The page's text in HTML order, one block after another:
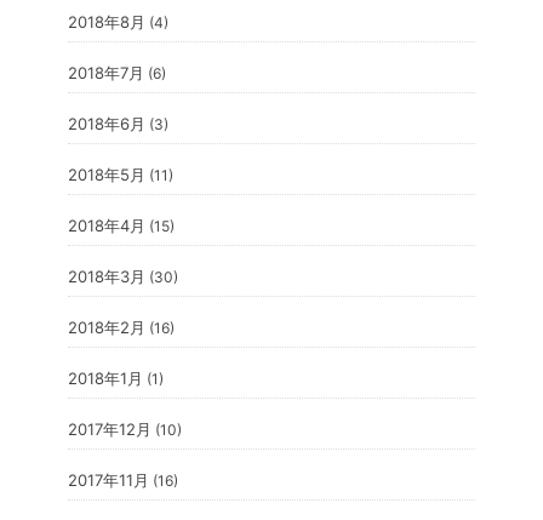
2018年8月 (4)
2018年7月 (6)
2018年6月 (3)
2018年5月 (11)
2018年4月 (15)
2018年3月 (30)
2018年2月 (16)
2018年1月 (1)
2017年12月 (10)
2017年11月 (16)